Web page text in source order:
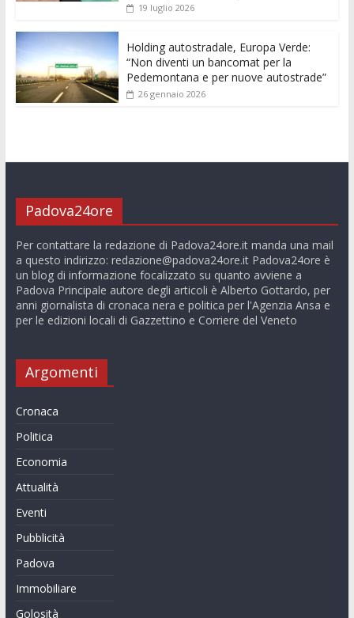
19 luglio 2026
Holding autostradale, Europa Verde:
“Non diventi un bancomat per la
Pedemontana e per nuove autostrade”
26 gennaio 2026
Padova24ore
Per contattare la redazione di Padova24ore.it manda una mail
a questo indirizzo: redazione@padova24ore.itPadova24ore è
un blog di informazione focalizzato su quanto avviene a
Padova Principale autore degli articoli è Alberto Gottardo, per
anni giornalista di cronaca nera e politica per l'Agenzia Ansa e
per le edizioni locali di Gazzettino e Corriere del Veneto
Argomenti
Cronaca
Politica
Economia
Attualità
Eventi
Pubblicità
Padova
Immobiliare
Golosità